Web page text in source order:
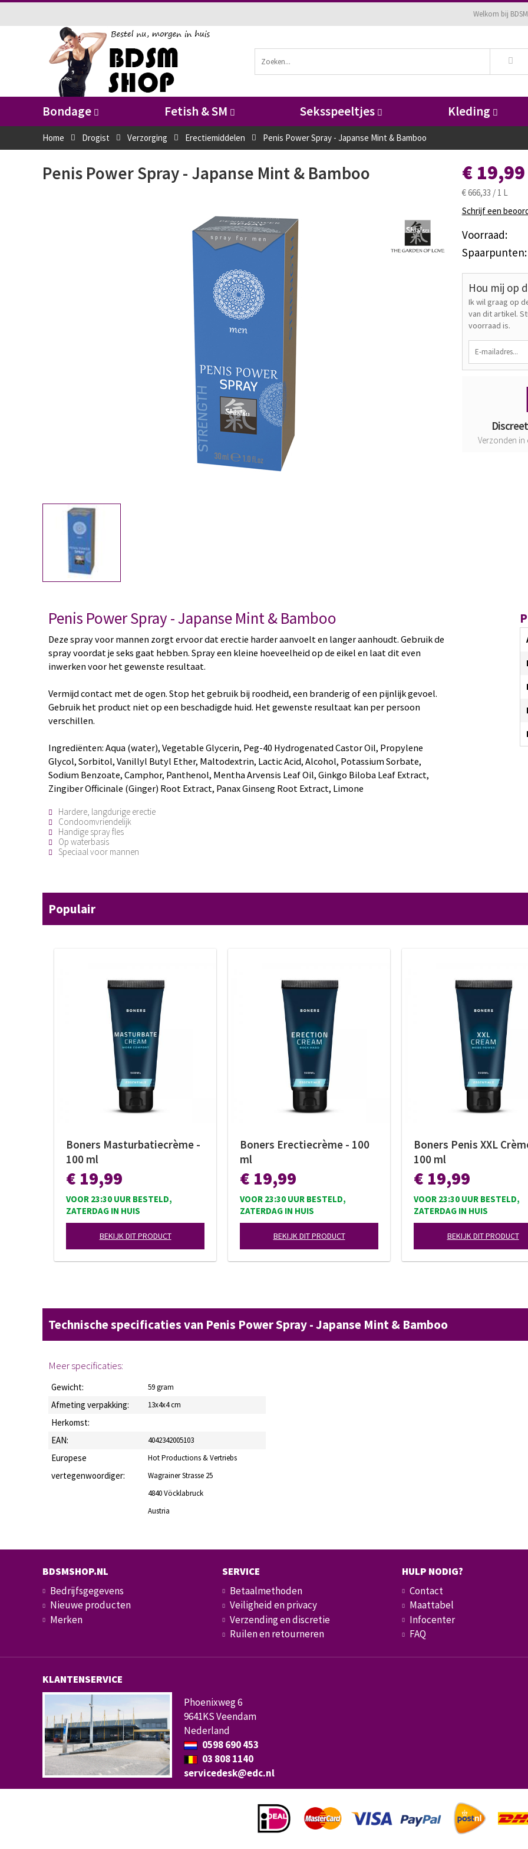
Welkom bij
Bondage Fetish & SM Seksspeeltjes Kleding
Home Drogist Verzorging Erectiemiddelen Penis Power Spray - Japanse Mint & Bamboo
Penis Power Spray - Japanse Mint & Bamboo € 19,99
€ 666,33 / 1 L
Schrijf een
Voorraad:
Spaarpunten:
Hou mij op
Ik wil graag op
van dit artikel.
voorraad is.
Verzonden
Penis Power Spray - Japanse Mint & Bamboo
Deze spray voor mannen zorgt ervoor dat erectie harder aanvoelt en langer aanhoudt. Gebruik de
spray voordat je seks gaat hebben. Spray een kleine hoeveelheid op de eikel en laat dit even
inwerken voor het gewenste resultaat.
Vermijd contact met de ogen. Stop het gebruik bij roodheid, een branderig of een pijnlijk gevoel.
Gebruik het product niet op een beschadigde huid. Het gewenste resultaat kan per persoon
verschillen.
Ingrediënten: Aqua (water), Vegetable Glycerin, Peg-40 Hydrogenated Castor Oil, Propylene
Glycol, Sorbitol, Vanillyl Butyl Ether, Maltodextrin, Lactic Acid, Alcohol, Potassium Sorbate,
Sodium Benzoate, Camphor, Panthenol, Mentha Arvensis Leaf Oil, Ginkgo Biloba Leaf Extract,
Zingiber Officinale (Ginger) Root Extract, Panax Ginseng Root Extract, Limone
Hardere, langdurige erectie
Condoomvriendelijk
Handige spray fles
Op waterbasis
Speciaal voor mannen
Populair
Boners Masturbatiecrème -
100 ml
€ 19,99
VOOR 23:30 UUR BESTELD,
ZATERDAG IN HUIS
BEKIJK DIT PRODUCT
Boners Erectiecrème - 100
ml
€ 19,99
VOOR 23:30 UUR BESTELD,
ZATERDAG IN HUIS
BEKIJK DIT PRODUCT
Boners Penis XXL
100 ml
€ 19,99
VOOR 23:30 UUR BESTELD,
ZATERDAG IN HUIS
BEKIJK DIT PRODUCT
Technische specificaties van Penis Power Spray - Japanse Mint & Bamboo
Meer specificaties:
Gewicht: 59 gram
Afmeting verpakking: 13x4x4 cm
Herkomst:
EAN:
4042342005103
Europese
vertegenwoordiger:
Hot Productions & Vertriebs
Wagrainer Strasse 25
4840 Vöcklabruck
Austria
BDSMSHOP.NL
Bedrijfsgegevens
Nieuwe producten
Merken
SERVICE
Betaalmethoden
Veiligheid en privacy
Verzending en discretie
Ruilen en retourneren
HULP NODIG?
Contact
Maattabel
Infocenter
FAQ
KLANTENSERVICE
Phoenixweg 6
9641KS Veendam
Nederland
0598 690 453
03 808 1140
servicedesk@edc.nl